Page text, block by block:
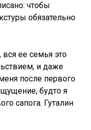
чтобы
обязательно
вся ее семья это
и даже
после первого
будто я
сапога. Гуталин